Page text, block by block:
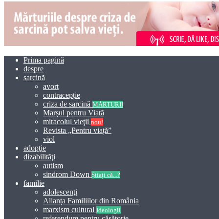
Prima pagină
despre
sarcină
avort
contracepție
criza de sarcină MĂRTURII
Marșul pentru Viață
miracolul vieţii nou!
Revista „Pentru viață”
viol
adopţie
dizabilităţi
autism
sindrom Down Știați că...?
familie
adolescenţi
Alianța Familiilor din România
marxism cultural Ideologii